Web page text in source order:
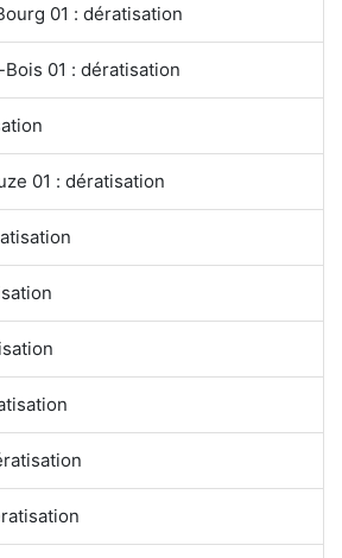
01 : dératisation
01 : dératisation
01 : dératisation